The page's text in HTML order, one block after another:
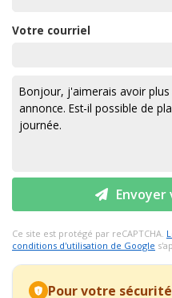
Votre courriel
Envoyer
Ce site est protégé par reCAPTCHA.
conditions d'utilisation de Google
Pour votre sécurité